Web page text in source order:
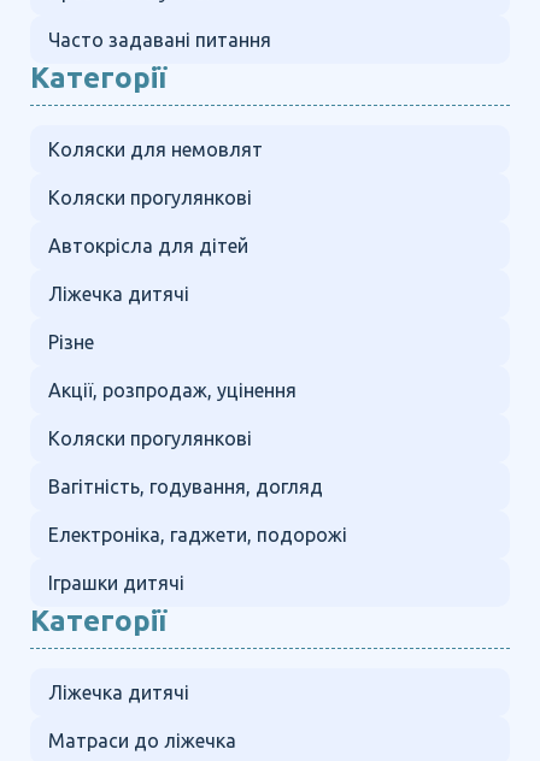
Часто задавані питання
Категорії
Коляски для немовлят
Коляски прогулянкові
Автокрісла для дітей
Ліжечка дитячі
Різне
Акції, розпродаж, уцінення
Коляски прогулянкові
Вагітність, годування, догляд
Електроніка, гаджети, подорожі
Іграшки дитячі
Категорії
Ліжечка дитячі
Матраси до ліжечка